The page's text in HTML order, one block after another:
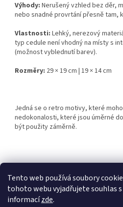
Tento web používá soubory
tohoto webu vyjadřujete souhlas
informacízde.
Výhody: Nerušený vzhled bez děr,
nebo snadné provrtání přesně tam,
Vlastnosti: Lehký, nerezový
typ cedule není vhodný na místy s
(možnost vyblednutí barev).
Rozměry: 29 × 19 cm | 19 × 14 cm
Jedná se o retro motivy, které
nedokonalosti, které jsou úměrné
být použity záměrně.
Z
Retro-Darky.cz